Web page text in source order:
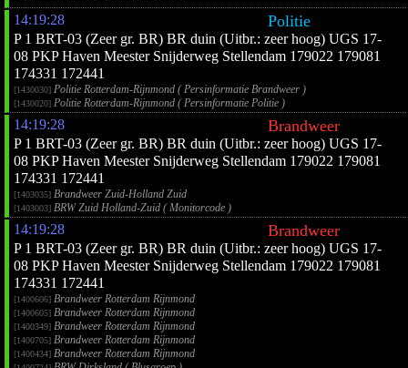
14:19:28 Politie
P 1 BRT-03 (Zeer gr. BR) BR duin (Uitbr.: zeer hoog) UGS 17-
08 PKP Haven Meester Snijderweg Stellendam 179022 179081
174331 172441
[1430030] Politie Rotterdam-Rijnmond ( Persinformatie Brandweer )
[1430020] Politie Rotterdam-Rijnmond ( Persinformatie Politie )
14:19:28 Brandweer
P 1 BRT-03 (Zeer gr. BR) BR duin (Uitbr.: zeer hoog) UGS 17-
08 PKP Haven Meester Snijderweg Stellendam 179022 179081
174331 172441
[1403035] Brandweer Zuid-Holland Zuid
[1403003] BRW Zuid Holland-Zuid ( Monitorcode )
14:19:28 Brandweer
P 1 BRT-03 (Zeer gr. BR) BR duin (Uitbr.: zeer hoog) UGS 17-
08 PKP Haven Meester Snijderweg Stellendam 179022 179081
174331 172441
[1400606] Brandweer Rotterdam Rijnmond
[1400605] Brandweer Rotterdam Rijnmond
[1400349] Brandweer Rotterdam Rijnmond
[1400705] Brandweer Rotterdam Rijnmond
[1400434] Brandweer Rotterdam Rijnmond